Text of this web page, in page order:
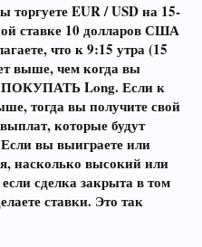
торгуете EUR / USD на 15-
ставке 10 долларов США
что к 9:15 утра (15
выше, чем когда вы
ПОКУПАТЬ Long. Если к
тогда вы получите свой
которые будут
вы выиграете или
насколько высокий или
сделка закрыта в том
ставки. Это так